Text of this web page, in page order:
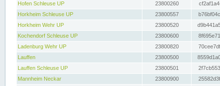
Hofen Schleuse UP
23800260
Horkheim Schleuse UP
23800557
Horkheim Wehr UP
23800520
Kochendorf Schleuse UP
23800600
Ladenburg Wehr UP
23800820
Lauffen
23800500
Lauffen Schleuse UP
23800501
Mannheim Neckar
23800900